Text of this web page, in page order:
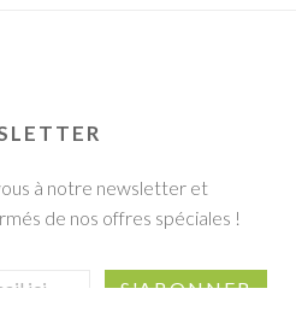
à notre newsletter et
de nos offres spéciales !